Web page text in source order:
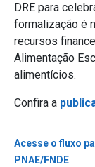
DRE para
formalização é
recursos
Alimentação
alimentícios.
Confira a
Acesse o fluxo
PNAE/FNDE